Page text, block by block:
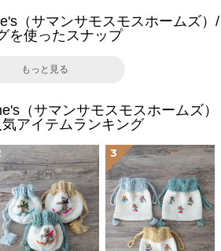
（サマンサモスモスホームズ）/
を使ったスナップ
もっと見る
（サマンサモスモスホームズ）
アイテムランキング
3